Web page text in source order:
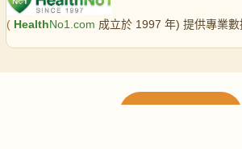
( HealthNo1.com 成立於 1997 年) 提供專業數